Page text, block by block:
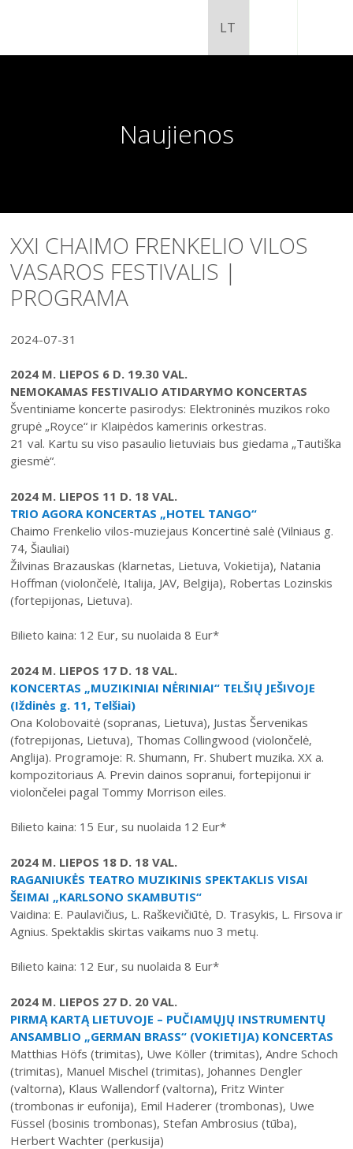
Chaimo Frenkelio vila-muziejus
Dviračių muziejus
Radijo ir televizijos muziejus
Žaliūkių malūnininko sodyba-muziejus
Venclauskių namų-muziejaus ekspozicija
Chaimo Frenkelio vilos-muziejaus
Žaliūkių malūnininko sodybos-muziejaus
Dviračių muziejaus ekspozicija
Kilnojamos parodos
Virtualiosios parodos
Parodų archyvas
Bilietų kainos
Padalinių darbo laikas
Kainoraštis
Vaikams
Šiaulių m. sav. kultūros krepšelis
Kultūros pasas
PR AN TR
1
3
4 5 6 7 8
10
11
17
18 19 20
24
25 26
31
2026 (XXIII festivalis)
2024 (XXI festivalis)
2023 (XX festivalis)
2022 (XIX festivalis)
2019 (XVI festivalis)
2018 (XV festivalis)
2004–2017 m. festivalis
Naujienos
XXI CHAIMO FRENKELIO VILOS
VASAROS FESTIVALIS |
PROGRAMA
2024-07-31
2024 M. LIEPOS 6 D. 19.30 VAL.
NEMOKAMAS FESTIVALIO ATIDARYMO KONCERTAS
Šventiniame koncerte pasirodys: Elektroninės muzikos roko
grupė „Royce“ ir Klaipėdos kamerinis orkestras.
21 val. Kartu su viso pasaulio lietuviais bus giedama „Tautiška
giesmė“.
2024 M. LIEPOS 11 D. 18 VAL.
TRIO AGORA KONCERTAS „HOTEL TANGO“
Chaimo Frenkelio vilos-muziejaus Koncertinė salė (Vilniaus g.
74, Šiauliai)
Žilvinas Brazauskas (klarnetas, Lietuva, Vokietija), Natania
Hoffman (violončelė, Italija, JAV, Belgija), Robertas Lozinskis
(fortepijonas, Lietuva).
Bilieto kaina: 12 Eur, su nuolaida 8 Eur*
2024 M. LIEPOS 17 D. 18 VAL.
KONCERTAS „MUZIKINIAI NĖRINIAI“ TELŠIŲ JEŠIVOJE
(Iždinės g. 11, Telšiai)
Ona Kolobovaitė (sopranas, Lietuva), Justas Šervenikas
(fotrepijonas, Lietuva), Thomas Collingwood (violončelė,
Anglija). Programoje: R. Shumann, Fr. Shubert muzika. XX a.
kompozitoriaus A. Previn dainos sopranui, fortepijonui ir
violončelei pagal Tommy Morrison eiles.
Bilieto kaina: 15 Eur, su nuolaida 12 Eur*
2024 M. LIEPOS 18 D. 18 VAL.
RAGANIUKĖS TEATRO MUZIKINIS SPEKTAKLIS VISAI
ŠEIMAI „KARLSONO SKAMBUTIS“
Vaidina: E. Paulavičius, L. Raškevičiūtė, D. Trasykis, L. Firsova ir
Agnius. Spektaklis skirtas vaikams nuo 3 metų.
Bilieto kaina: 12 Eur, su nuolaida 8 Eur*
2024 M. LIEPOS 27 D. 20 VAL.
PIRMĄ KARTĄ LIETUVOJE – PUČIAMŲJŲ INSTRUMENTŲ
ANSAMBLIO „GERMAN BRASS“ (VOKIETIJA) KONCERTAS
Matthias Höfs (trimitas), Uwe Köller (trimitas), Andre Schoch
(trimitas), Manuel Mischel (trimitas), Johannes Dengler
(valtorna), Klaus Wallendorf (valtorna), Fritz Winter
(trombonas ir eufonija), Emil Haderer (trombonas), Uwe
Füssel (bosinis trombonas), Stefan Ambrosius (tūba),
Herbert Wachter (perkusija)